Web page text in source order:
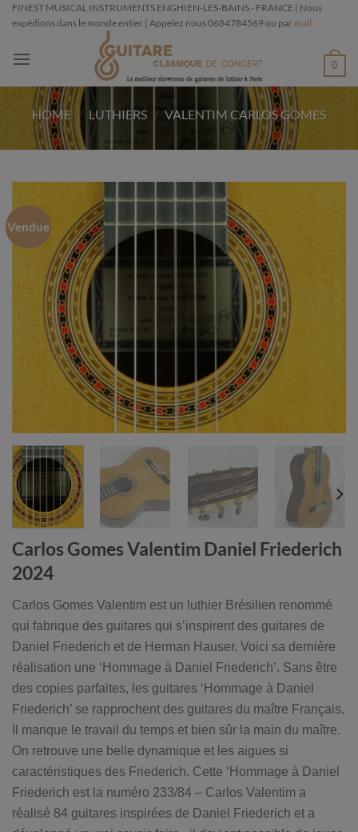
Passer
au
FINEST MUSICAL INSTRUMENTS ENGHIEN-LES-BAINS - FRANCE | Nous
expédions dans le monde entier | Appelez nous 0684784569 ou par mail
0
HOME / LUTHIERS / VALENTIM CARLOS GOMES
Vendue
Carlos Gomes Valentim Daniel Friederich
2024
Carlos Gomes Valentim est un luthier Brésilien renommé
qui fabrique des guitares qui s’inspirent des guitares de
Daniel Friederich et de Herman Hauser. Voici sa dernière
réalisation une ‘Hommage à Daniel Friederich’. Sans être
des copies parfaites, les guitares ‘Hommage à Daniel
Friederich’ se rapprochent des guitares du maître Français.
Il manque le travail du temps et bien sûr la main du maître.
On retrouve une belle dynamique et les aigues si
caractéristiques des Friederich. Cette ‘Hommage à Daniel
Friederich est la numéro 233/84 – Carlos Valentim a
réalisé 84 guitares inspirées de Daniel Friederich et a